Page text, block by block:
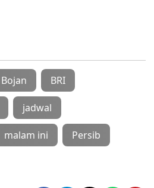
Bojan BRI
jadwal
malam ini Persib